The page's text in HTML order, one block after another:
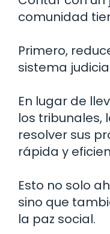
comunidad
Primero,
sistema
En lugar de
los tribunales,
resolver sus
rápida y
Esto no solo
sino que
la paz social.